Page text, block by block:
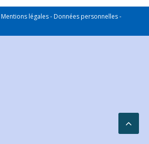
Mentions légales-Données personnelles-